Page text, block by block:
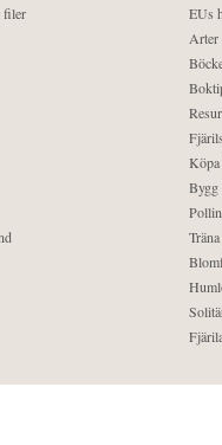
filer
EUs
Arter
Bygg